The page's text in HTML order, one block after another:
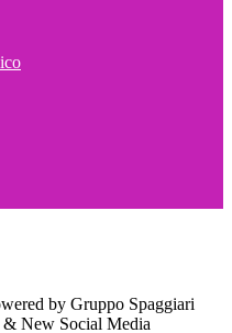
by Gruppo Spaggiari
New Social Media